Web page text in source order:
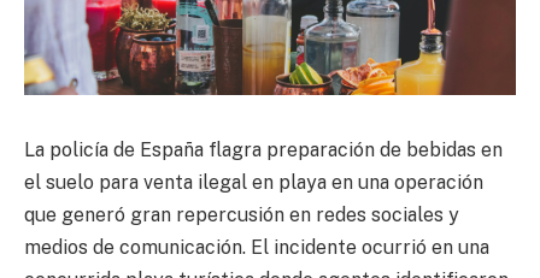
La policía de España flagra preparación de bebidas en
el suelo para venta ilegal en playa en una operación
que generó gran repercusión en redes sociales y
medios de comunicación. El incidente ocurrió en una